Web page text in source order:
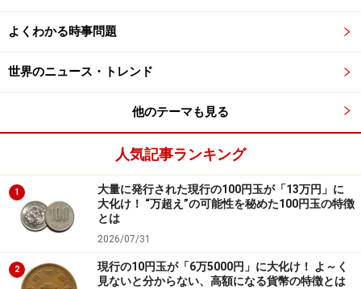
よくわかる時事問題
世界のニュース・トレンド
他のテーマも見る
人気記事ランキング
1
大量に発行された現行の100円玉が「13万円」に
大化け！ “万超え”の可能性を秘めた100円玉の特徴
とは
2026/07/31
2
現行の10円玉が「6万5000円」に大化け！ よ～く
見ないと分からない、高額になる貨幣の特徴とは